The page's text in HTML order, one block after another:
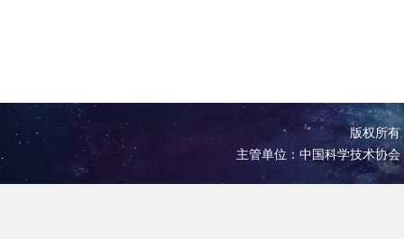
版权所
主管单位：中国科学技术协